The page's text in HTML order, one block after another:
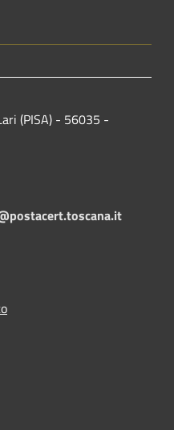
(PISA) - 56035 -